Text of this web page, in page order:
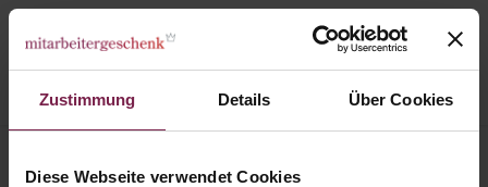
Zustimmung Details Über Cookies
Diese Webseite verwendet Cookies